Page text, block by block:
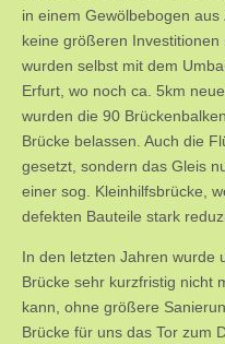
in einem Gewölbebogen
keine größeren
wurden selbst mit dem
Erfurt, wo noch ca. 5km
wurden die 90
Brücke belassen. Auch die
gesetzt, sondern das Gleis
einer sog. Kleinhilfsbrücke,
defekten Bauteile stark
In den letzten Jahren wurde
Brücke sehr kurzfristig nicht
kann, ohne größere
Brücke für uns das Tor zum